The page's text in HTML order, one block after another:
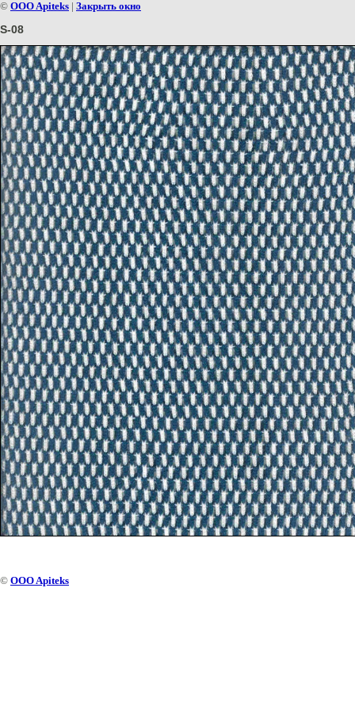
© OOO Apiteks | Закрыть окно
S-08
© OOO Apiteks